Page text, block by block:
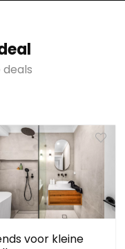
voor kleine